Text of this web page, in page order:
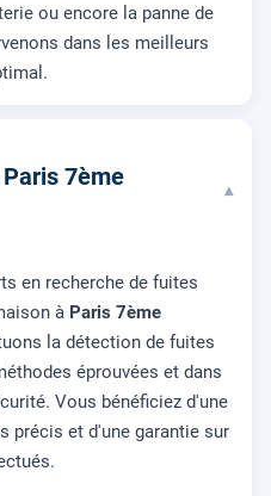
ou encore la panne de
dans les meilleurs
7ème
▾
en recherche de fuites
à Paris 7ème
la détection de fuites
éprouvées et dans
Vous bénéficiez d'une
précis et d'une garantie sur